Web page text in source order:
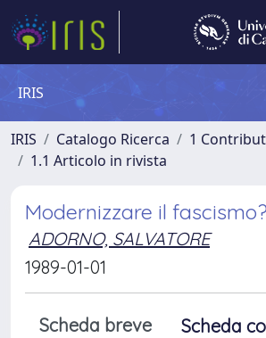
IRIS
IRIS Catalogo Ricerca
1
1.1 Articolo in rivista
Modernizzare il fascismo?
ADORNO, SALVATORE
1989-01-01
Scheda breve
Scheda